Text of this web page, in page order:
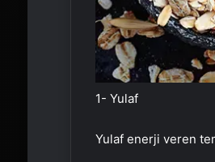
1- Yulaf
Yulaf enerji veren